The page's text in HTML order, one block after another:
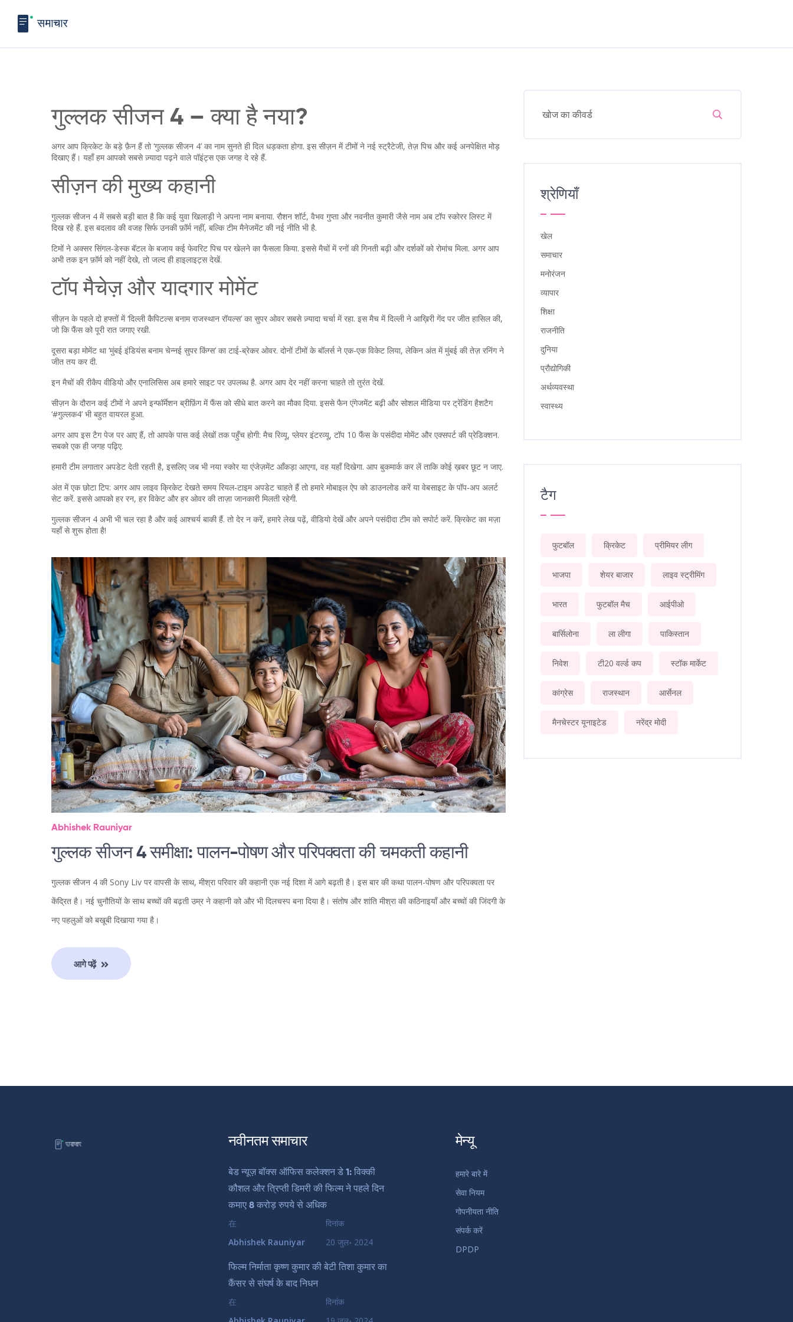
गुल्लक सीजन 4 – क्या है नया?
अगर आप क्रिकेट के बड़े फ़ैन हैं तो ‘गुल्लक सीजन 4’ का नाम सुनते ही दिल धड़कता होगा. इस सीज़न में टीमों ने नई स्ट्रैटेजी, तेज़ पिच और कई अनपेक्षित मोड़
दिखाए हैं। यहाँ हम आपको सबसे ज़्यादा पढ़ने वाले पॉइंट्स एक जगह दे रहे हैं.
सीज़न की मुख्य कहानी
गुल्लक सीजन 4 में सबसे बड़ी बात है कि कई युवा खिलाड़ी ने अपना नाम बनाया. रौशन शॉर्ट, वैभव गुप्ता और नवनीत कुमारी जैसे नाम अब टॉप स्कोरर लिस्ट में
दिख रहे हैं. इस बदलाव की वजह सिर्फ उनकी फ़ॉर्म नहीं, बल्कि टीम मैनेजमेंट की नई नीति भी है.
टिमों ने अक्सर सिंगल‑डेस्क बॅटल के बजाय कई फेवरिट पिच पर खेलने का फैसला किया. इससे मैचों में रनों की गिनती बढ़ी और दर्शकों को रोमांच मिला. अगर आप
अभी तक इन फ़ॉर्म को नहीं देखे, तो जल्द ही हाइलाइट्स देखें.
टॉप मैचेज़ और यादगार मोमेंट
सीज़न के पहले दो हफ्तों में ‘दिल्ली कैपिटल्स बनाम राजस्थान रॉयल्स’ का सुपर ओवर सबसे ज़्यादा चर्चा में रहा. इस मैच में दिल्ली ने आख़िरी गेंद पर जीत हासिल की,
जो कि फैंस को पूरी रात जगाए रखी.
दूसरा बड़ा मोमेंट था ‘मुंबई इंडियंस बनाम चेन्नई सुपर किंग्स’ का टाई‑ब्रेकर ओवर. दोनों टीमों के बॉलर्स ने एक-एक विकेट लिया, लेकिन अंत में मुंबई की तेज़ रनिंग ने
जीत तय कर दी.
इन मैचों की रीकैप वीडियो और एनालिसिस अब हमारे साइट पर उपलब्ध है. अगर आप देर नहीं करना चाहते तो तुरंत देखें.
सीज़न के दौरान कई टीमों ने अपने इन्फॉर्मेशन ब्रीफ़िंग में फैंस को सीधे बात करने का मौका दिया. इससे फैन एंगेजमेंट बढ़ी और सोशल मीडिया पर ट्रेंडिंग हैशटैग
‘#गुल्लक4’ भी बहुत वायरल हुआ.
अगर आप इस टैग पेज पर आए हैं, तो आपके पास कई लेखों तक पहुँच होगी: मैच रिव्यू, प्लेयर इंटरव्यू, टॉप 10 फैंस के पसंदीदा मोमेंट और एक्सपर्ट की प्रेडिक्शन.
सबको एक ही जगह पढ़िए.
हमारी टीम लगातार अपडेट देती रहती है, इसलिए जब भी नया स्कोर या एंजेज़मेंट आँकड़ा आएगा, वह यहाँ दिखेगा. आप बुकमार्क कर लें ताकि कोई ख़बर छूट न जाए.
अंत में एक छोटा टिप: अगर आप लाइव क्रिकेट देखते समय रियल‑टाइम अपडेट चाहते हैं तो हमारे मोबाइल ऐप को डाउनलोड करें या वेबसाइट के पॉप‑अप अलर्ट
सेट करें. इससे आपको हर रन, हर विकेट और हर ओवर की ताज़ा जानकारी मिलती रहेगी.
गुल्लक सीजन 4 अभी भी चल रहा है और कई आश्चर्य बाकी हैं. तो देर न करें, हमारे लेख पढ़ें, वीडियो देखें और अपने पसंदीदा टीम को सपोर्ट करें. क्रिकेट का मज़ा
यहाँ से शुरू होता है!
Abhishek Rauniyar
गुल्लक सीजन 4 समीक्षा: पालन-पोषण और परिपक्वता की चमकती कहानी
गुल्लक सीजन 4 की Sony Liv पर वापसी के साथ, मीश्रा परिवार की कहानी एक नई दिशा में आगे बढ़ती है। इस बार की कथा पालन-पोषण और परिपक्वता पर
केंद्रित है। नई चुनौतियों के साथ बच्चों की बढ़ती उम्र ने कहानी को और भी दिलचस्प बना दिया है। संतोष और शांति मीश्रा की कठिनाइयाँ और बच्चों की जिंदगी के
नए पहलुओं को बखूबी दिखाया गया है।
आगे पढ़ें
श्रेणियाँ
खेल
समाचार
मनोरंजन
व्यापार
शिक्षा
राजनीति
दुनिया
प्रौद्योगिकी
अर्थव्यवस्था
स्वास्थ्य
टैग
फुटबॉल क्रिकेट प्रीमियर लीग
भाजपा शेयर बाजार लाइव स्ट्रीमिंग
भारत फुटबॉल मैच आईपीओ
बार्सिलोना ला लीगा पाकिस्तान
निवेश टी20 वर्ल्ड कप स्टॉक मार्केट
कांग्रेस राजस्थान आर्सेनल
मैनचेस्टर यूनाइटेड नरेंद्र मोदी
नवीनतम समाचार
बेड न्यूज़ बॉक्स ऑफिस कलेक्शन डे 1: विक्की
कौशल और त्रिप्ती डिमरी की फिल्म ने पहले दिन
कमाए 8 करोड़ रुपये से अधिक
在
Abhishek Rauniyar
दिनांक
20 जुल॰ 2024
फिल्म निर्माता कृष्ण कुमार की बेटी तिशा कुमार का
कैंसर से संघर्ष के बाद निधन
在
दिनांक
मेन्यू
हमारे बारे में
सेवा नियम
गोपनीयता नीति
संपर्क करें
DPDP